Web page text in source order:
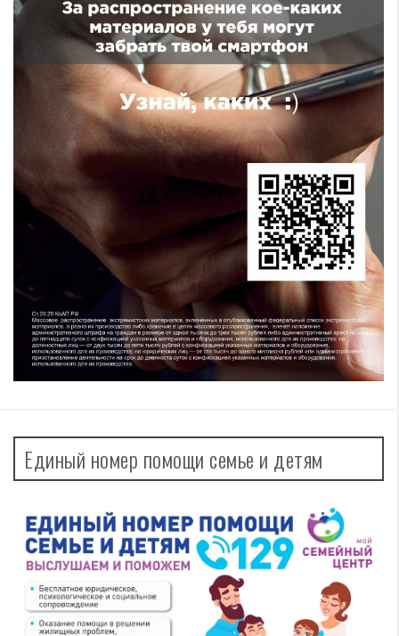
Единый номер помощи семье и детям